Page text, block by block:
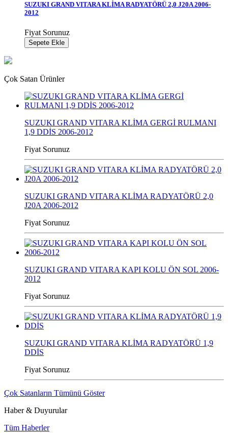
SUZUKI GRAND VITARA KLİMA RADYATÖRÜ 2,0 J20A 2006-
2012
Fiyat Sorunuz
Sepete Ekle
Çok Satan Ürünler
SUZUKI GRAND VITARA KLİMA GERGİ RULMANI
1,9 DDİS 2006-2012
Fiyat Sorunuz
SUZUKI GRAND VITARA KLİMA RADYATÖRÜ 2,0
J20A 2006-2012
Fiyat Sorunuz
SUZUKI GRAND VITARA KAPI KOLU ÖN SOL 2006-
2012
Fiyat Sorunuz
SUZUKI GRAND VITARA KLİMA RADYATÖRÜ 1,9
DDİS
Fiyat Sorunuz
Çok Satanların Tümünü Göster
Haber & Duyurular
Tüm Haberler